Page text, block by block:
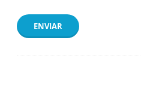
ENVIAR